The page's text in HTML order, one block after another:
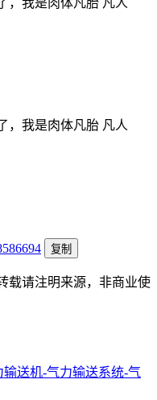
，我是肉体凡胎 凡人
复制
载请注明来源，非商业使
送机-气力输送系统-气